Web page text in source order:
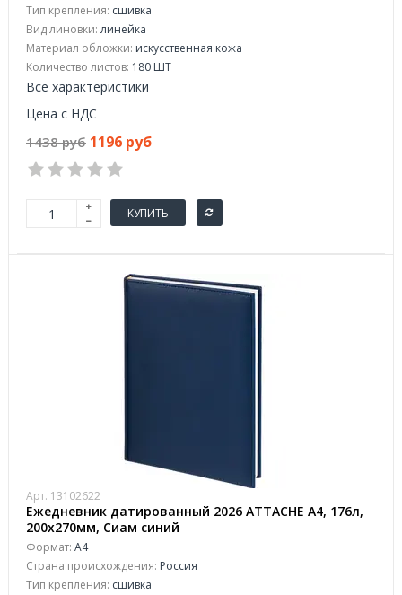
Тип крепления: сшивка
Вид линовки: линейка
Материал обложки: искусственная кожа
Количество листов: 180 ШТ
Все характеристики
Цена с НДС
1438 руб 1196 руб
КУПИТЬ
Арт. 13102622
Ежедневник датированный 2026 АТТАСНЕ А4, 176л,
200х270мм, Сиам синий
Формат: А4
Страна происхождения: Россия
Тип крепления: сшивка